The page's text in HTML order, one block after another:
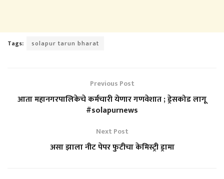
Tags: solapur tarun bharat
Previous Post
आता महानगरपालिकेचे कर्मचारी येणार गणवेशात ; ड्रेसकोड लागू
#solapurnews
Next Post
असा झाला नीट पेपर फुटीचा केमिस्ट्री ड्रामा